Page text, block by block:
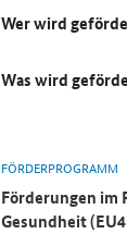
Wer wird
Was wird
FÖRDERPROGRAMM
Förderungen im
Gesundheit